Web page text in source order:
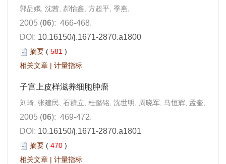
郭品娥, 沈茜, 郝怡鑫, 方超平, 季燕,
2005 (06): 466-468.
DOI: 10.16150/j.1671-2870.a1800
摘要 ( 581 )
相关文章 | 计量指标
子宫上皮样滋养细胞肿瘤
刘琦, 张建民, 石群立, 杜懿铭, 沈世明, 周晓军, 马恒辉, 孟奎,
2005 (06): 469-472.
DOI: 10.16150/j.1671-2870.a1801
摘要 ( 470 )
相关文章 | 计量指标